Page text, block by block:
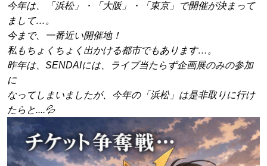
今年は、「浜松」・「大阪」・「東京」で開催が決まって
まして…。
今まで、一番近い開催地！
私もちょくちょく出かける都市でもあります…。
昨年は、SENDAIには、ライブ当たらず企画展のみの参加
に
なってしまいましたが、今年の「浜松」は是非取りに行け
たらと....💦